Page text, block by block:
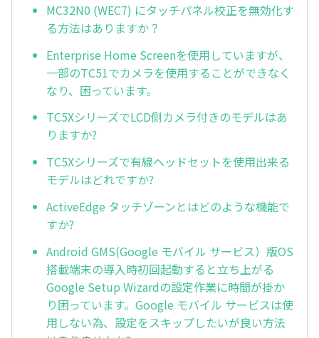
MC32N0 (WEC7) にタッチパネル校正を無効化す
る方法はありますか？
Enterprise Home Screenを使用していますが、
一部のTC51でカメラを使用することができなく
なり、困っています。
TC5XシリーズでLCD側カメラ付きのモデルはあ
りますか?
TC5Xシリーズで有線ヘッドセットを使用出来る
モデルはどれですか?
ActiveEdge タッチゾーンとはどのような機能で
すか?
Android GMS(Google モバイル サービス）版OS
搭載端末の導入時初回起動すると立ち上がる
Google Setup Wizardの設定作業に時間が掛か
り困っています。Google モバイル サービスは使
用しない為、設定をスキップしたいが良い方法